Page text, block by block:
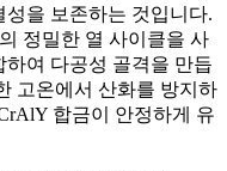
을 보존하는 것입니다.
정밀한 열 사이클을 사
여 다공성 골격을 만듭
고온에서 산화를 방지하
합금이 안정하게 유